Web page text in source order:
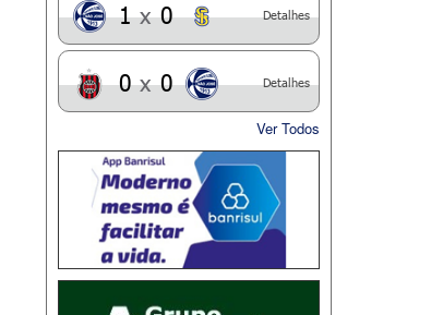
1 x 0 Detalhes
0 x 0 Detalhes
Ver Todos